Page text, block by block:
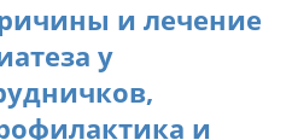
и лечение
у
и